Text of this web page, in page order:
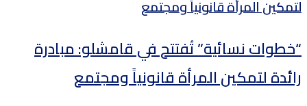
“خطوات نسائية” تُفتتح في قامشلو: مبادرة
رائدة لتمكين المرأة قانونياً ومجتمع